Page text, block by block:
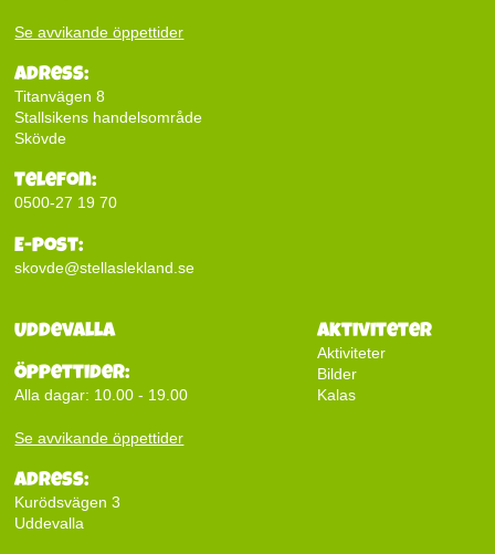
Se avvikande öppettider
Adress:
Titanvägen 8
Stallsikens handelsområde
Skövde
Telefon:
0500-27 19 70
E-post:
skovde@stellaslekland.se
Uddevalla
Öppettider:
Alla dagar: 10.00 - 19.00
Se avvikande öppettider
Adress:
Kurödsvägen 3
Uddevalla
Aktiviteter
Aktiviteter
Bilder
Kalas